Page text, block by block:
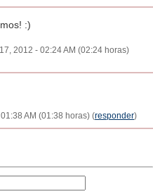
:)
2012 - 02:24 AM (02:24 horas)
AM (01:38 horas) (responder)